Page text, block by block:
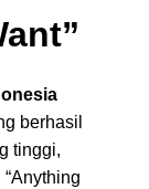
berhasil
tinggi,